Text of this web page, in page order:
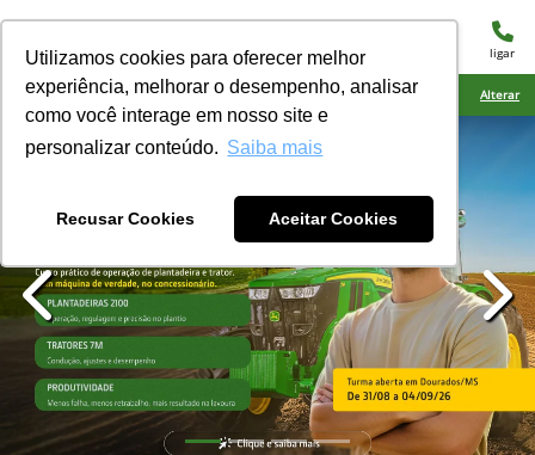
Utilizamos cookies para oferecer melhor
experiência, melhorar o desempenho, analisar
como você interage em nosso site e
personalizar conteúdo. Saiba mais
Recusar Cookies Aceitar Cookies
menu ligar
Ciarama Máquinas Eldorado Alterar
templates.template-